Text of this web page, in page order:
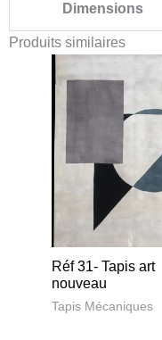
Dimensions
Produits similaires
Réf 31- Tapis art
nouveau
Tapis Mécaniques